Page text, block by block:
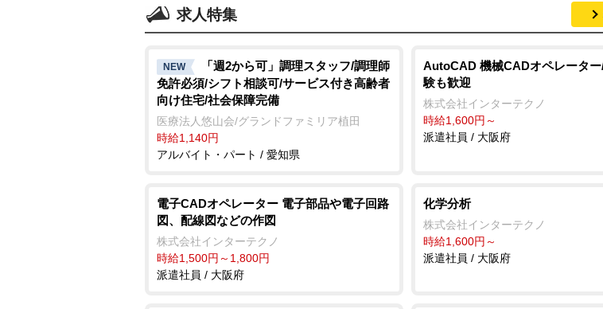
求人特集
NEW
「週2から可」調理スタッフ/調理師
免許必須/シフト相談可/サービス付き高齢者
向け住宅/社会保障完備
医療法人悠山会/グランドファミリア植田
時給1,140円
アルバイト・パート / 愛知県
AutoCAD 機械CADオペレータ
験も歓迎
株式会社インターテクノ
時給1,600円～
派遣社員 / 大阪府
電子CADオペレーター 電子部品や電子回路
図、配線図などの作図
株式会社インターテクノ
時給1,500円～1,800円
派遣社員 / 大阪府
化学分析
株式会社インターテクノ
時給1,600円～
派遣社員 / 大阪府